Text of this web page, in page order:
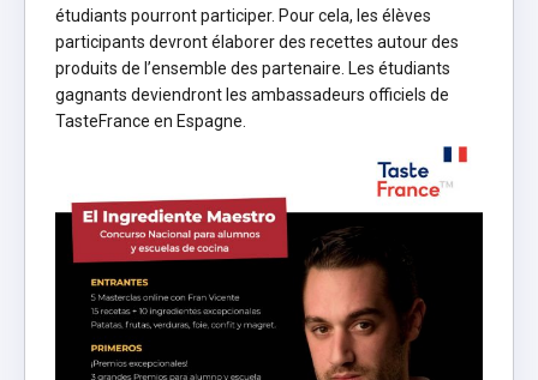
étudiants pourront participer. Pour cela, les élèves
participants devront élaborer des recettes autour des
produits de l’ensemble des partenaire. Les étudiants
gagnants deviendront les ambassadeurs officiels de
TasteFrance en Espagne.